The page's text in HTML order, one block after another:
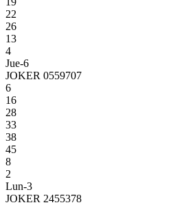
22
26
13
4
Jue-6
JOKER 0559707
6
16
28
33
38
45
8
2
Lun-3
JOKER 2455378